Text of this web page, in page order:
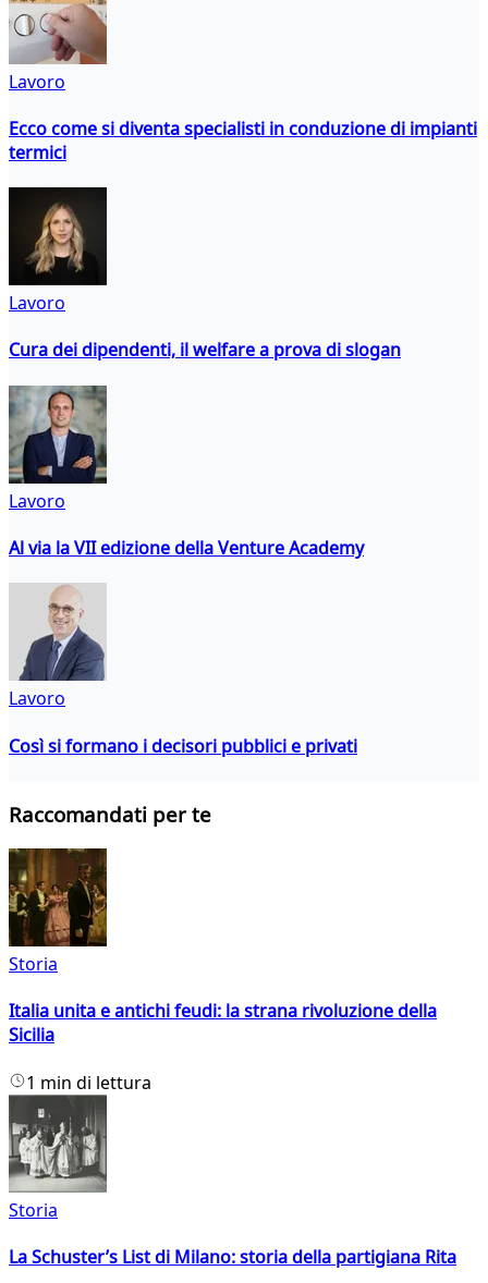
Lavoro
Ecco come si diventa specialisti in conduzione di impianti
termici
Lavoro
Cura dei dipendenti, il welfare a prova di slogan
Lavoro
Al via la VII edizione della Venture Academy
Lavoro
Così si formano i decisori pubblici e privati
Raccomandati per te
Storia
Italia unita e antichi feudi: la strana rivoluzione della
Sicilia
1 min di lettura
Storia
La Schuster’s List di Milano: storia della partigiana Rita